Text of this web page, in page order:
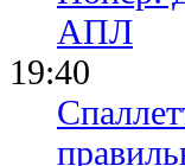
АПЛ
19:40